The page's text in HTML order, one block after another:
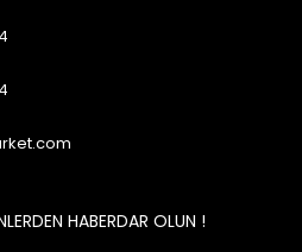
HABERDAR OLUN !